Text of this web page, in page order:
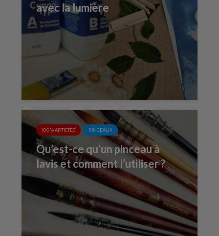
avec la lumière
100% ARTISTES PINCEAUX
Qu’est-ce qu’un pinceau à
lavis et comment l’utiliser ?